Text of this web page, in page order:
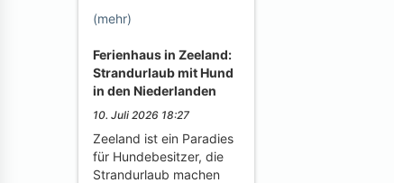
(mehr)
Ferienhaus in Zeeland:
Strandurlaub mit Hund
in den Niederlanden
10. Juli 2026 18:27
Zeeland ist ein Paradies
für Hundebesitzer, die
Strandurlaub machen